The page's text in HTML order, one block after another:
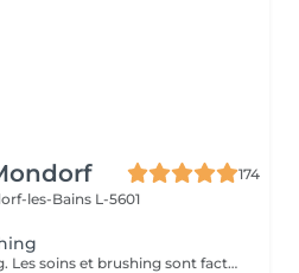
174
les-Bains L-5601
Coupe tendance + brushing. Les soins et brushing sont facturés en fonction de la longueur des cheveux.